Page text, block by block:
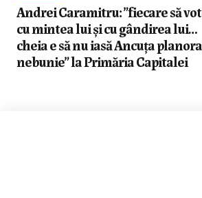
Andrei Caramitru: ”fiecare să
cu mintea lui și cu gândirea lui…
cheia e să nu iasă Ancuța
nebunie” la Primăria Capitalei